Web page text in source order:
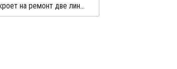
Hengli Petrochemical закроет на ремонт две линии по выпуску ТФК в сентябре-октябре